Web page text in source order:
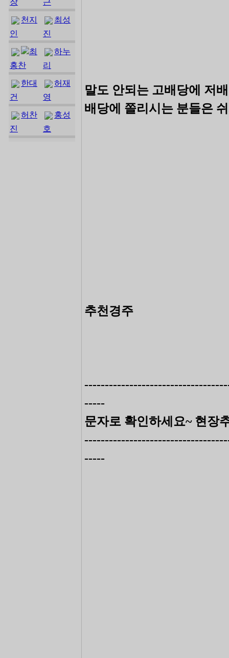
천지
인
최성
진
최
홍찬
하누
리
한대
건
허재
영
허찬
진
홍성
호
말도 안되는 고배당에 저
배당에 쫄리시는 분들은
추천경주
-----
문자로 확인하세요~ 현장
-----